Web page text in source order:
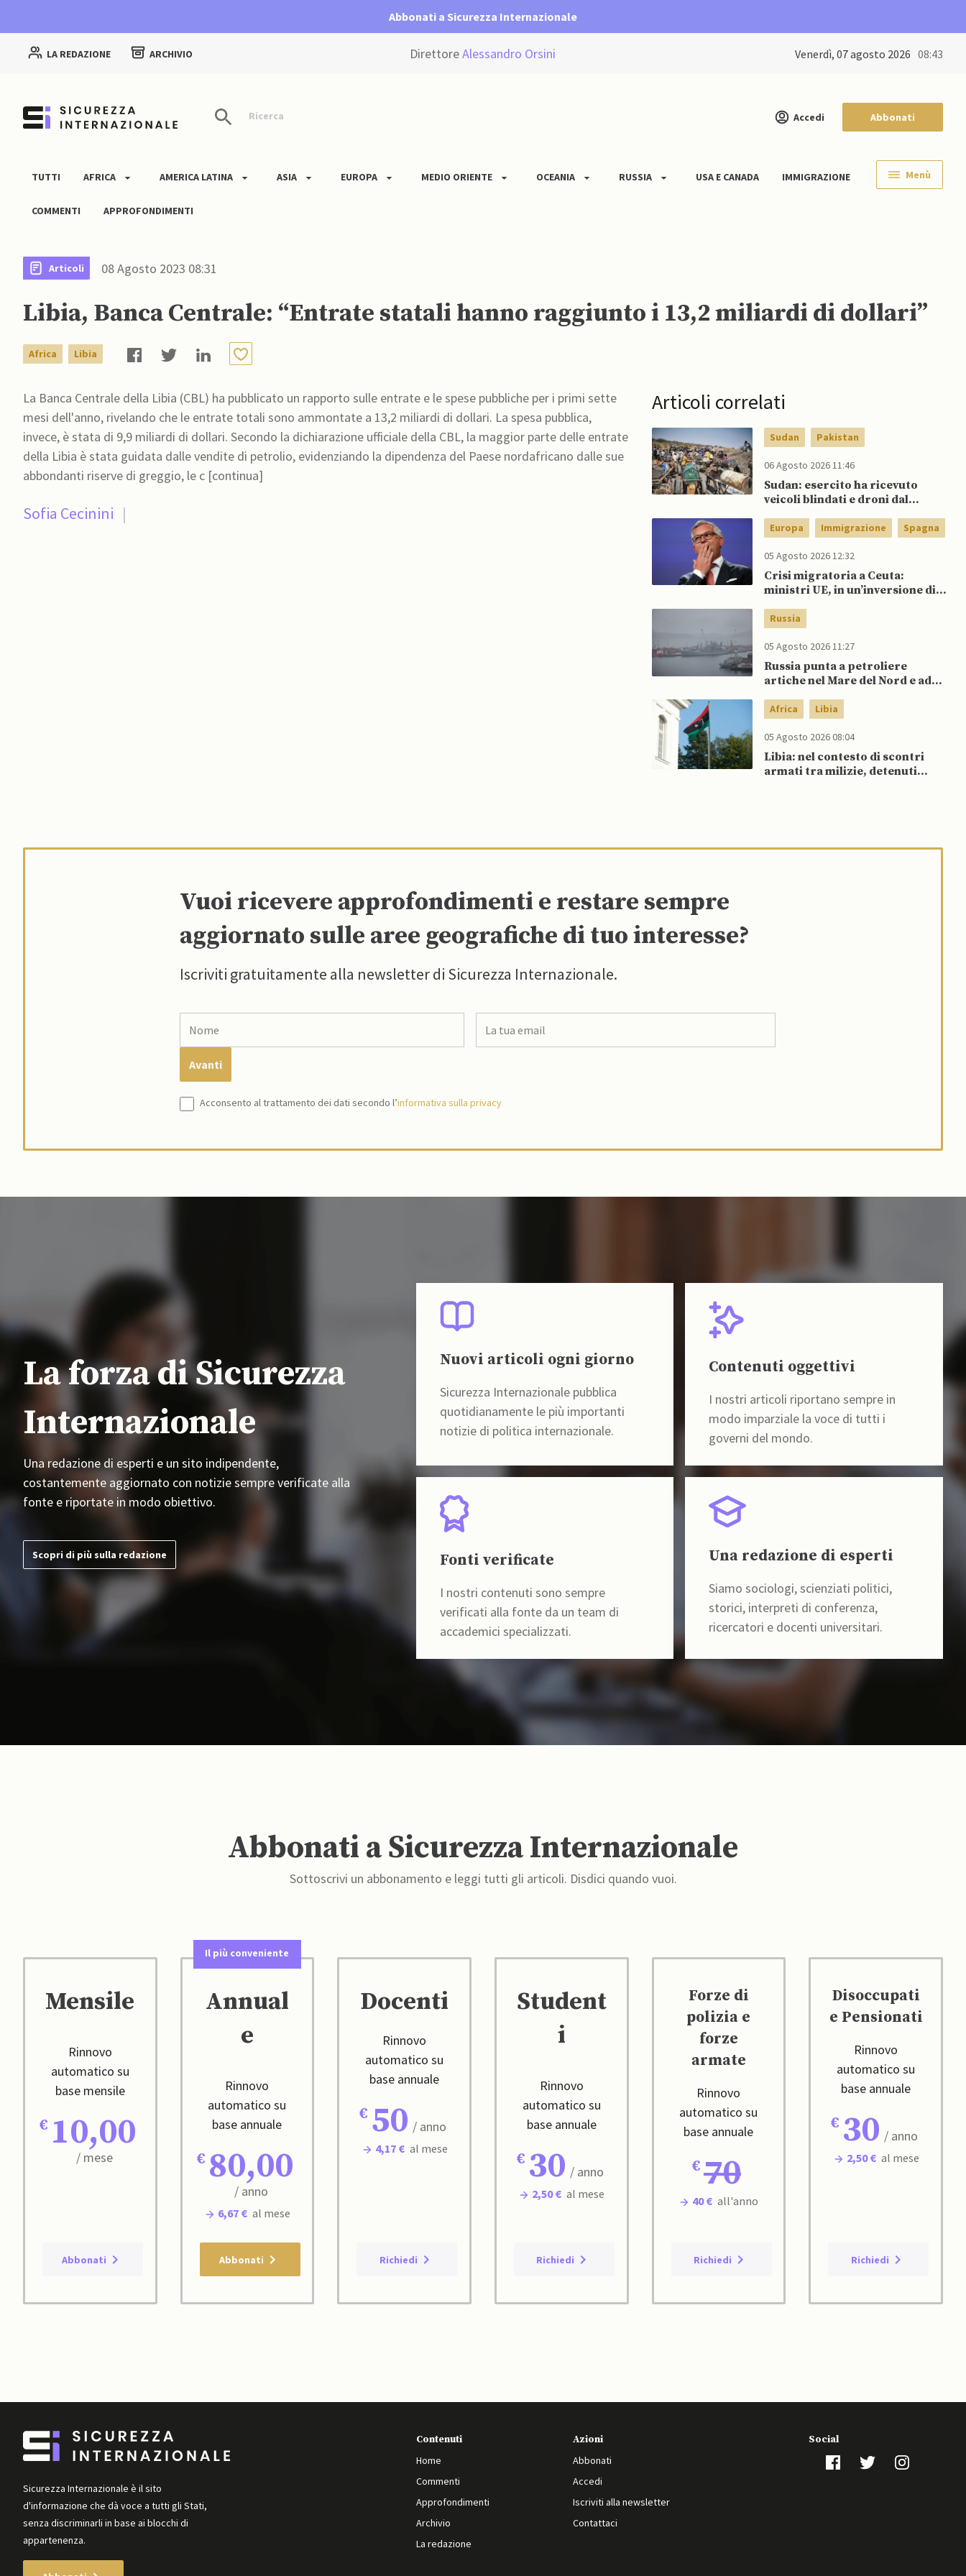
Abbonati a Sicurezza Internazionale
LA REDAZIONE ARCHIVIO DirettoreAlessandro Orsini venerdì, 07 agosto 2026 08:43
Ricerca Accedi Abbonati
TUTTI AFRICA AMERICA LATINA ASIA EUROPA MEDIO ORIENTE OCEANIA RUSSIA USA E CANADA IMMIGRAZIONE
COMMENTI APPROFONDIMENTI
Menù
Articoli 08 Agosto 2023 08:31
Libia, Banca Centrale: “Entrate statali hanno raggiunto i 13,2 miliardi di dollari”
Africa Libia
La Banca Centrale della Libia (CBL) ha pubblicato un rapporto sulle entrate e le spese pubbliche per i primi sette
mesi dell'anno, rivelando che le entrate totali sono ammontate a 13,2 miliardi di dollari. La spesa pubblica,
invece, è stata di 9,9 miliardi di dollari. Secondo la dichiarazione ufficiale della CBL, la maggior parte delle entrate
della Libia è stata guidata dalle vendite di petrolio, evidenziando la dipendenza del Paese nordafricano dalle sue
abbondanti riserve di greggio, le c [continua]
Sofia Cecinini |
Articoli correlati
Sudan Pakistan
06 Agosto 2026 11:46
Sudan: esercito ha ricevuto
veicoli blindati e droni dal
Europa Immigrazione Spagna
05 Agosto 2026 12:32
Crisi migratoria a Ceuta:
ministri UE, in un’inversione di
sostegno della Spagna
Russia
05 Agosto 2026 11:27
Russia punta a petroliere
artiche nel Mare del Nord e ad
aggirare sanzioni occidentali
Africa Libia
05 Agosto 2026 08:04
Libia: nel contesto di scontri
armati tra milizie, detenuti
Vuoi ricevere approfondimenti e restare sempre
aggiornato sulle aree geografiche di tuo interesse?
Iscriviti gratuitamente alla newsletter di Sicurezza Internazionale.
Acconsento al trattamento dei dati secondo l’informativa sulla privacy
La forza di Sicurezza
Internazionale
Una redazione di esperti e un sito indipendente,
costantemente aggiornato con notizie sempre verificate alla
fonte e riportate in modo obiettivo.
Scopri di più sulla redazione
Nuovi articoli ogni giorno
Sicurezza Internazionale pubblica
quotidianamente le più importanti
notizie di politica internazionale.
Contenuti oggettivi
I nostri articoli riportano sempre in
modo imparziale la voce di tutti i
governi del mondo.
Fonti verificate
I nostri contenuti sono sempre
verificati alla fonte da un team di
accademici specializzati.
Una redazione di esperti
Siamo sociologi, scienziati politici,
storici, interpreti di conferenza,
ricercatori e docenti universitari.
Abbonati a Sicurezza Internazionale
Sottoscrivi un abbonamento e leggi tutti gli articoli. Disdici quando vuoi.
Mensile
Rinnovo
automatico su
base mensile
10,00
/ mese
Abbonati
Il più conveniente
Annual
e
Rinnovo
automatico su
base annuale
80,00
/ anno
6,67 € al mese
Abbonati
Docenti
Rinnovo
automatico su
base annuale
50 / anno
4,17 € al mese
Richiedi
Student
i
Rinnovo
automatico su
base annuale
30 / anno
2,50 € al mese
Richiedi
Forze di
polizia e
forze
armate
Rinnovo
automatico su
base annuale
70
40 € all'anno
Richiedi
Disoccupati
e Pensionati
Rinnovo
automatico su
base annuale
30 / anno
2,50 € al mese
Richiedi
Sicurezza Internazionale è il sito
d'informazione che dà voce a tutti gli Stati,
senza discriminarli in base ai blocchi di
appartenenza.
Contenuti
Home
Commenti
Approfondimenti
Archivio
La redazione
Azioni
Abbonati
Accedi
Iscriviti alla newsletter
Contattaci
Social